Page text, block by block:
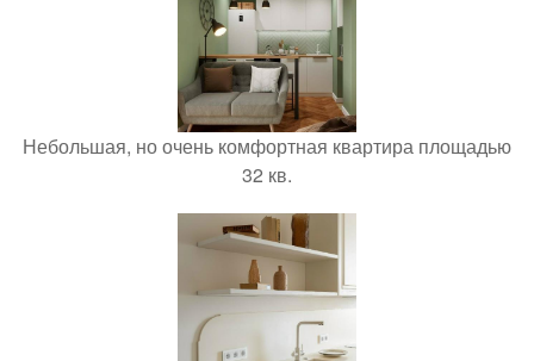
Небольшая, но очень комфортная квартира площадью
32 кв.